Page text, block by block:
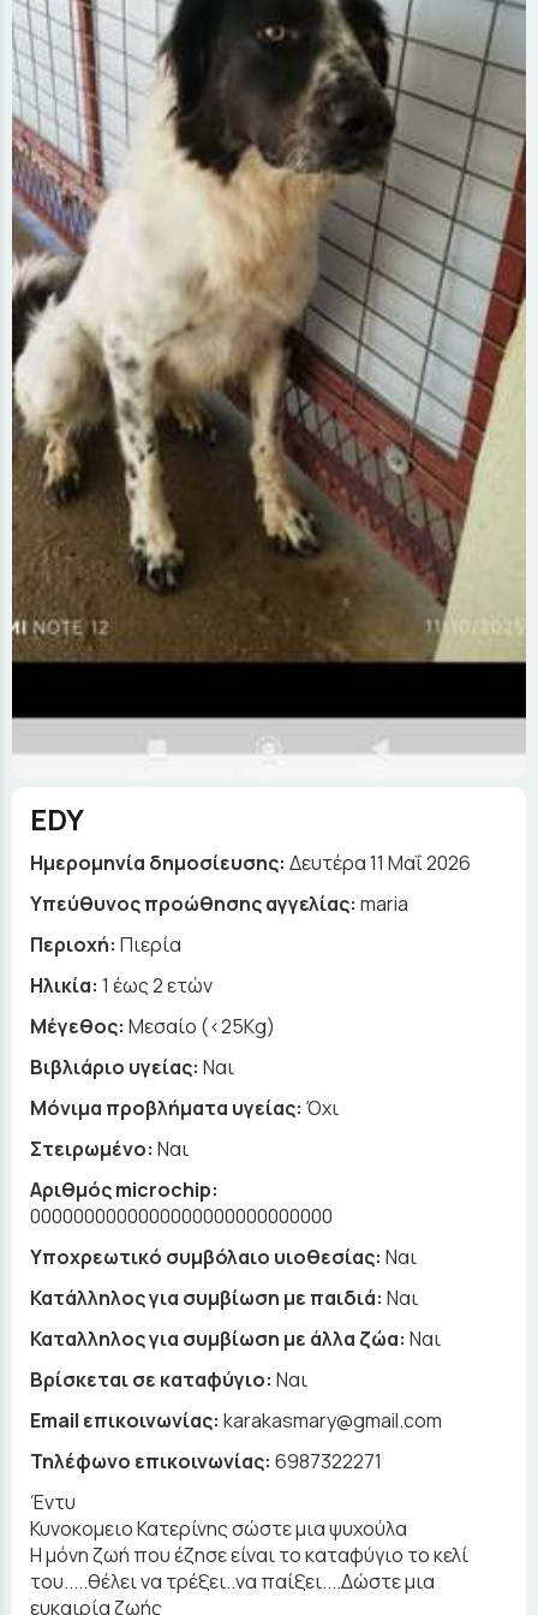
EDY
Ημερομηνία δημοσίευσης: Δευτέρα 11 Μαΐ 2026
Yπεύθυνος προώθησης αγγελίας: maria
Περιοχή: Πιερία
Ηλικία: 1 έως 2 ετών
Μέγεθος: Μεσαίο (<25Kg)
Βιβλιάριο υγείας: Ναι
Μόνιμα προβλήματα υγείας: Όχι
Στειρωμένο: Ναι
Αριθμός microchip:
0000000000000000000000000000
Υποχρεωτικό συμβόλαιο υιοθεσίας: Ναι
Κατάλληλος για συμβίωση με παιδιά: Ναι
Καταλληλος για συμβίωση με άλλα ζώα: Ναι
Βρίσκεται σε καταφύγιο: Ναι
Email επικοινωνίας: karakasmary@gmail.com
Τηλέφωνο επικοινωνίας: 6987322271
Έντυ
Κυνοκομειο Κατερίνης σώστε μια ψυχούλα
Η μόνη ζωή που έζησε είναι το καταφύγιο το κελί
του.....θέλει να τρέξει..να παίξει....Δώστε μια
ευκαιρία ζωής